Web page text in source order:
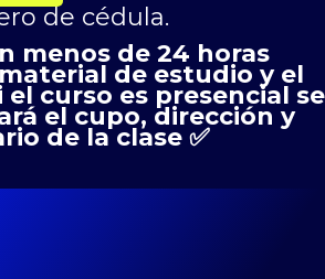
de cédula.
menos de 24 horas
de estudio y el
curso es presencial se
el cupo, dirección y
de la clase ✅